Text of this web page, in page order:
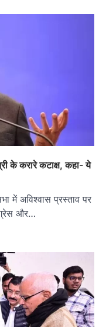
के करारे कटाक्ष, कहा- ये
में अविश्वास प्रस्ताव पर
और…